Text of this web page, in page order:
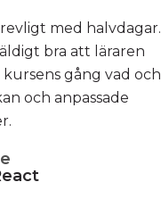
med halvdagar.
bra att läraren
gång vad och
och anpassade